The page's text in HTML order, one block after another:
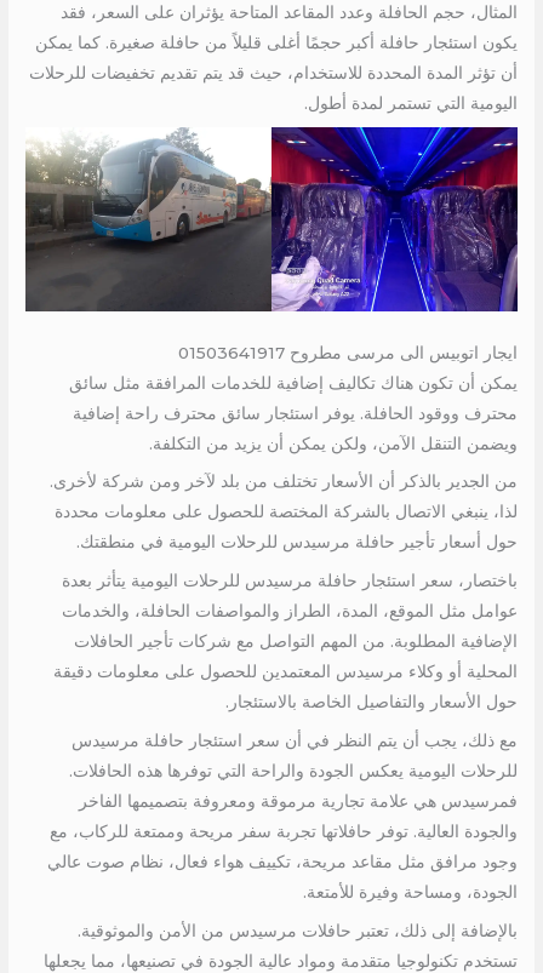
المثال، حجم الحافلة وعدد المقاعد المتاحة يؤثران على السعر، فقد
يكون استئجار حافلة أكبر حجمًا أغلى قليلاً من حافلة صغيرة. كما يمكن
أن تؤثر المدة المحددة للاستخدام، حيث قد يتم تقديم تخفيضات للرحلات
اليومية التي تستمر لمدة أطول.
ايجار اتوبيس الى مرسى مطروح 01503641917
يمكن أن تكون هناك تكاليف إضافية للخدمات المرافقة مثل سائق
محترف ووقود الحافلة. يوفر استئجار سائق محترف راحة إضافية
ويضمن التنقل الآمن، ولكن يمكن أن يزيد من التكلفة.
من الجدير بالذكر أن الأسعار تختلف من بلد لآخر ومن شركة لأخرى.
لذا، ينبغي الاتصال بالشركة المختصة للحصول على معلومات محددة
حول أسعار تأجير حافلة مرسيدس للرحلات اليومية في منطقتك.
باختصار، سعر استئجار حافلة مرسيدس للرحلات اليومية يتأثر بعدة
عوامل مثل الموقع، المدة، الطراز والمواصفات الحافلة، والخدمات
الإضافية المطلوبة. من المهم التواصل مع شركات تأجير الحافلات
المحلية أو وكلاء مرسيدس المعتمدين للحصول على معلومات دقيقة
حول الأسعار والتفاصيل الخاصة بالاستئجار.
مع ذلك، يجب أن يتم النظر في أن سعر استئجار حافلة مرسيدس
للرحلات اليومية يعكس الجودة والراحة التي توفرها هذه الحافلات.
فمرسيدس هي علامة تجارية مرموقة ومعروفة بتصميمها الفاخر
والجودة العالية. توفر حافلاتها تجربة سفر مريحة وممتعة للركاب، مع
وجود مرافق مثل مقاعد مريحة، تكييف هواء فعال، نظام صوت عالي
الجودة، ومساحة وفيرة للأمتعة.
بالإضافة إلى ذلك، تعتبر حافلات مرسيدس من الأمن والموثوقية.
تستخدم تكنولوجيا متقدمة ومواد عالية الجودة في تصنيعها، مما يجعلها